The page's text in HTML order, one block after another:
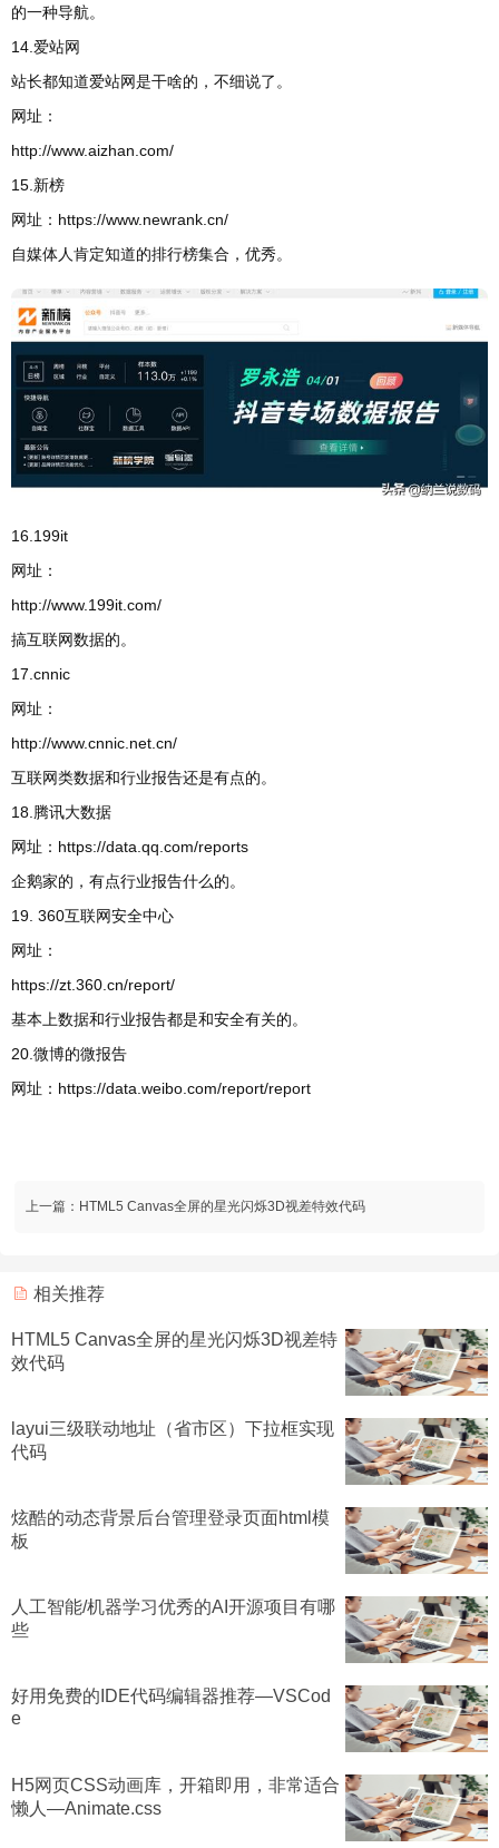
的一种导航。
14.爱站网
站长都知道爱站网是干啥的，不细说了。
网址：
http://www.aizhan.com/
15.新榜
网址：https://www.newrank.cn/
自媒体人肯定知道的排行榜集合，优秀。
16.199it
网址：
http://www.199it.com/
搞互联网数据的。
17.cnnic
网址：
http://www.cnnic.net.cn/
互联网类数据和行业报告还是有点的。
18.腾讯大数据
网址：https://data.qq.com/reports
企鹅家的，有点行业报告什么的。
19. 360互联网安全中心
网址：
https://zt.360.cn/report/
基本上数据和行业报告都是和安全有关的。
20.微博的微报告
网址：https://data.weibo.com/report/report
上一篇： HTML5 Canvas全屏的星光闪烁3D视差特效代码
相关推荐
HTML5 Canvas全屏的星光闪烁3D视差特
效代码
layui三级联动地址（省市区）下拉框实现
代码
炫酷的动态背景后台管理登录页面html模
板
人工智能/机器学习优秀的AI开源项目有哪
些
好用免费的IDE代码编辑器推荐—VSCod
e
H5网页CSS动画库，开箱即用，非常适合
懒人—Animate.css